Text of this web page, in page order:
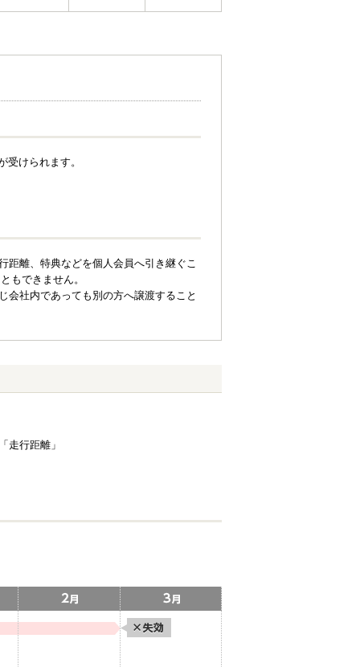
けられます。
距離、特典などを個人会員へ引き継ぐこ
もできません。
会社内であっても別の方へ譲渡すること
走行距離」